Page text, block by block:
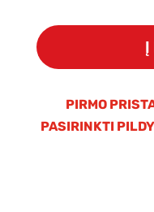
kiekis:
FILTRŲ
NERŪDIJANČIO
Į
PIRMO
PASIRINKTI